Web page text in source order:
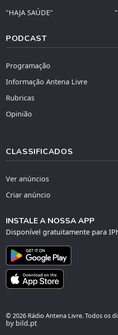
"HAJA SAÚDE"
PODCAST
Programação
Informação Antena Livre
Rubricas
Opinião
CLASSIFICADOS
Ver anúncios
Criar anúncio
INSTALE A NOSSA APP
Disponível gratuitamente para
© 2026 Rádio Antena Livre. Todos os
by bild.pt